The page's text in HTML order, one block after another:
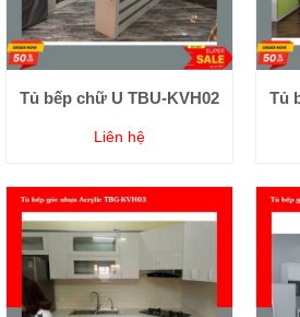
Tủ bếp chữ U TBU-KVH02
Liên hệ
Tủ